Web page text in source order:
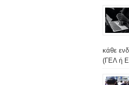
κάθε
(ΓΕΛ ή